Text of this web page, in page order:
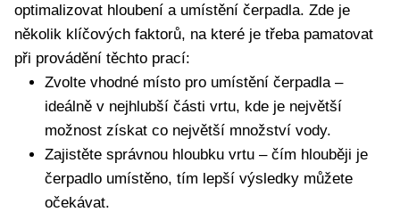
optimalizovat hloubení a umístění čerpadla. Zde je
několik klíčových faktorů, na které je třeba pamatovat
při provádění těchto prací:
Zvolte vhodné místo pro umístění čerpadla –
ideálně v nejhlubší části vrtu, kde je největší
možnost získat co největší množství vody.
Zajistěte správnou hloubku vrtu – čím hlouběji je
čerpadlo umístěno, tím lepší výsledky můžete
očekávat.